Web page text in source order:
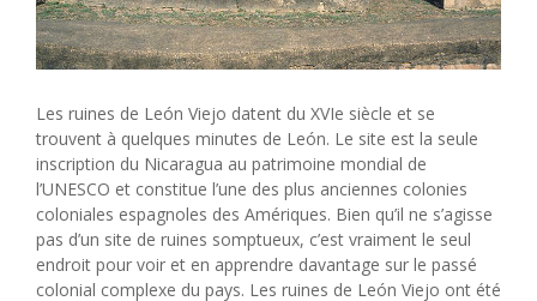
Les ruines de León Viejo datent du XVIe siècle et se
trouvent à quelques minutes de León. Le site est la seule
inscription du Nicaragua au patrimoine mondial de
l’UNESCO et constitue l’une des plus anciennes colonies
coloniales espagnoles des Amériques. Bien qu’il ne s’agisse
pas d’un site de ruines somptueux, c’est vraiment le seul
endroit pour voir et en apprendre davantage sur le passé
colonial complexe du pays. Les ruines de León Viejo ont été